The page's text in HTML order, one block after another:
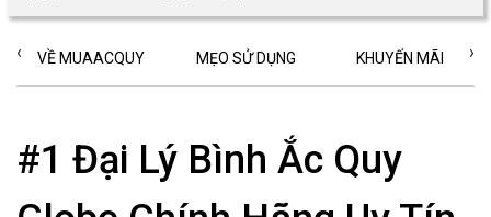
VỀ MUAACQUY MẸO SỬ DỤNG KHUYẾN MÃI
‹ ›
#1 Đại Lý Bình Ắc Quy